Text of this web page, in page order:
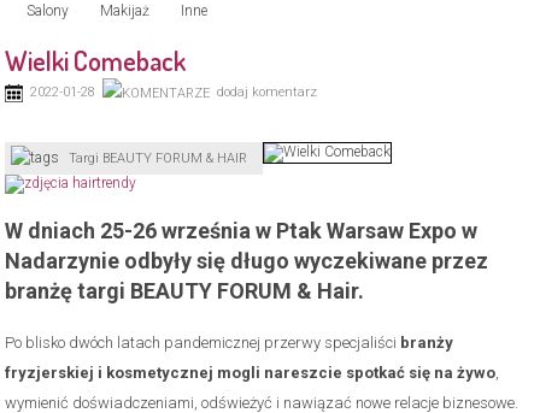
Salony
Makijaż Inne
Wielki Comeback
2022-01-28 dodaj komentarz
Targi BEAUTY FORUM & HAIR
W dniach 25-26 września w Ptak Warsaw Expo w
Nadarzynie odbyły się długo wyczekiwane przez
branżę targi BEAUTY FORUM & Hair.
Po blisko dwóch latach pandemicznej przerwy specjaliści branży
fryzjerskiej i kosmetycznej mogli nareszcie spotkać się na żywo
wymienić doświadczeniami, odświeżyć i nawiązać nowe relacje biznesowe.